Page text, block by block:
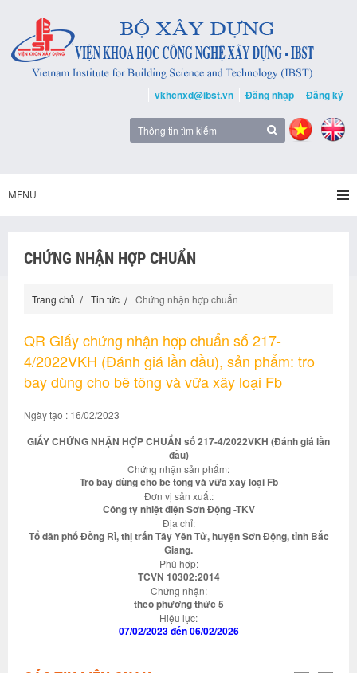
vkhcnxd@ibst.vn Đăng nhập Đăng ký
MENU
CHỨNG NHẬN HỢP CHUẨN
Trang chủ Tin tức Chứng nhận hợp chuẩn
QR Giấy chứng nhận hợp chuẩn số 217-
4/2022VKH (Đánh giá lần đầu), sản phẩm: tro
bay dùng cho bê tông và vữa xây loại Fb
Ngày tạo : 16/02/2023
GIẤY CHỨNG NHẬN HỢP CHUẨN số 217-4/2022VKH (Đánh giá lần
đầu)
Chứng nhận sản phẩm:
Tro bay dùng cho bê tông và vữa xây loại Fb
Đơn vị sản xuất:
Công ty nhiệt điện Sơn Động -TKV
Địa chỉ:
Tổ dân phố Đồng Rì, thị trấn Tây Yên Tử, huyện Sơn Động, tỉnh Bắc
Giang.
Phù hợp:
TCVN 10302:2014
Chứng nhận:
theo phương thức 5
Hiệu lực:
07/02/2023 đến 06/02/2026